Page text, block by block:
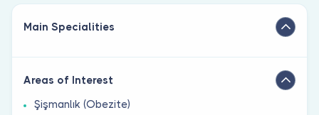
Main Specialities
Areas of Interest
Şişmanlık (Obezite)